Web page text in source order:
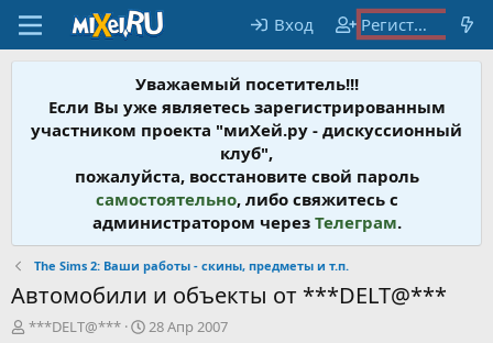
Вход Регистрация
Уважаемый посетитель!!!
Если Вы уже являетесь зарегистрированным
участником проекта "миХей.ру - дискусcионный
клуб",
пожалуйста, восстановите свой пароль
самостоятельно, либо свяжитесь с
администратором через Телеграм.
The Sims 2: Ваши работы - скины, предметы и т.п.
Автомобили и объекты от ***DELT@***
А
***DELT@***
Д
28 Апр 2007